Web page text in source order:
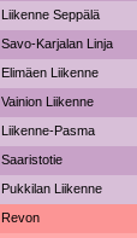
Liikenne Seppälä
Savo-Karjalan Linja
Elimäen Liikenne
Vainion Liikenne
Liikenne-Pasma
Saaristotie
Pukkilan Liikenne
Revon